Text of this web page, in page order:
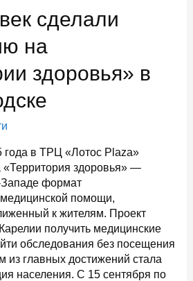
сделали
на
здоровья» в
года в ТРЦ «Лотос Plaza»
«Территория здоровья» —
формат
помощи,
к жителям. Проект
получить медицинские
обследования без посещения
из главных достижений стала
населения. С 15 сентября по